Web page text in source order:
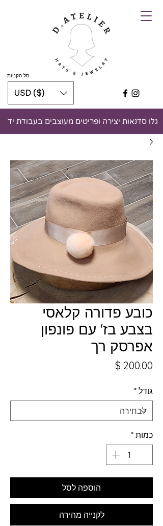
סל הקניות
גלו סדנאות יצירה ופריטים מעוצבים בעבודת יד
USD ($)
כובע פדורה קלאסי
בצבע בז' עם פונפון
אפרסק רך
מחיר
גודל *
כמות *
הוספה לסל
לקנייה מהירה